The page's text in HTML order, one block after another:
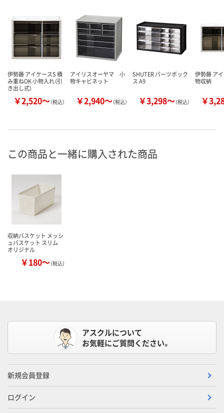
伊勢藤 アイケースS 積
み重ねOK 小物入れ（引
き出し式）
￥2,520～（税込）
アイリスオーヤマ 小
物キャビネット
￥2,940～（税込）
SHUTER パーツボック
ス A9
￥3,298～（税込）
伊勢藤 ア
物収納
￥
この商品と一緒に購入された商品
収納バスケット メッシ
ュバスケット スリム
オリジナル
￥180～（税込）
アスクルについて
お気軽にご質問ください。
新規会員登録
ログイン